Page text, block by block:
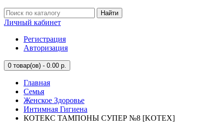
Найти
Личный кабинет
Регистрация
Авторизация
0 товар(ов) - 0.00 р.
Главная
Семья
Женское Здоровье
Интимная Гигиена
КОТЕКС ТАМПОНЫ СУПЕР №8 [KOTEX]